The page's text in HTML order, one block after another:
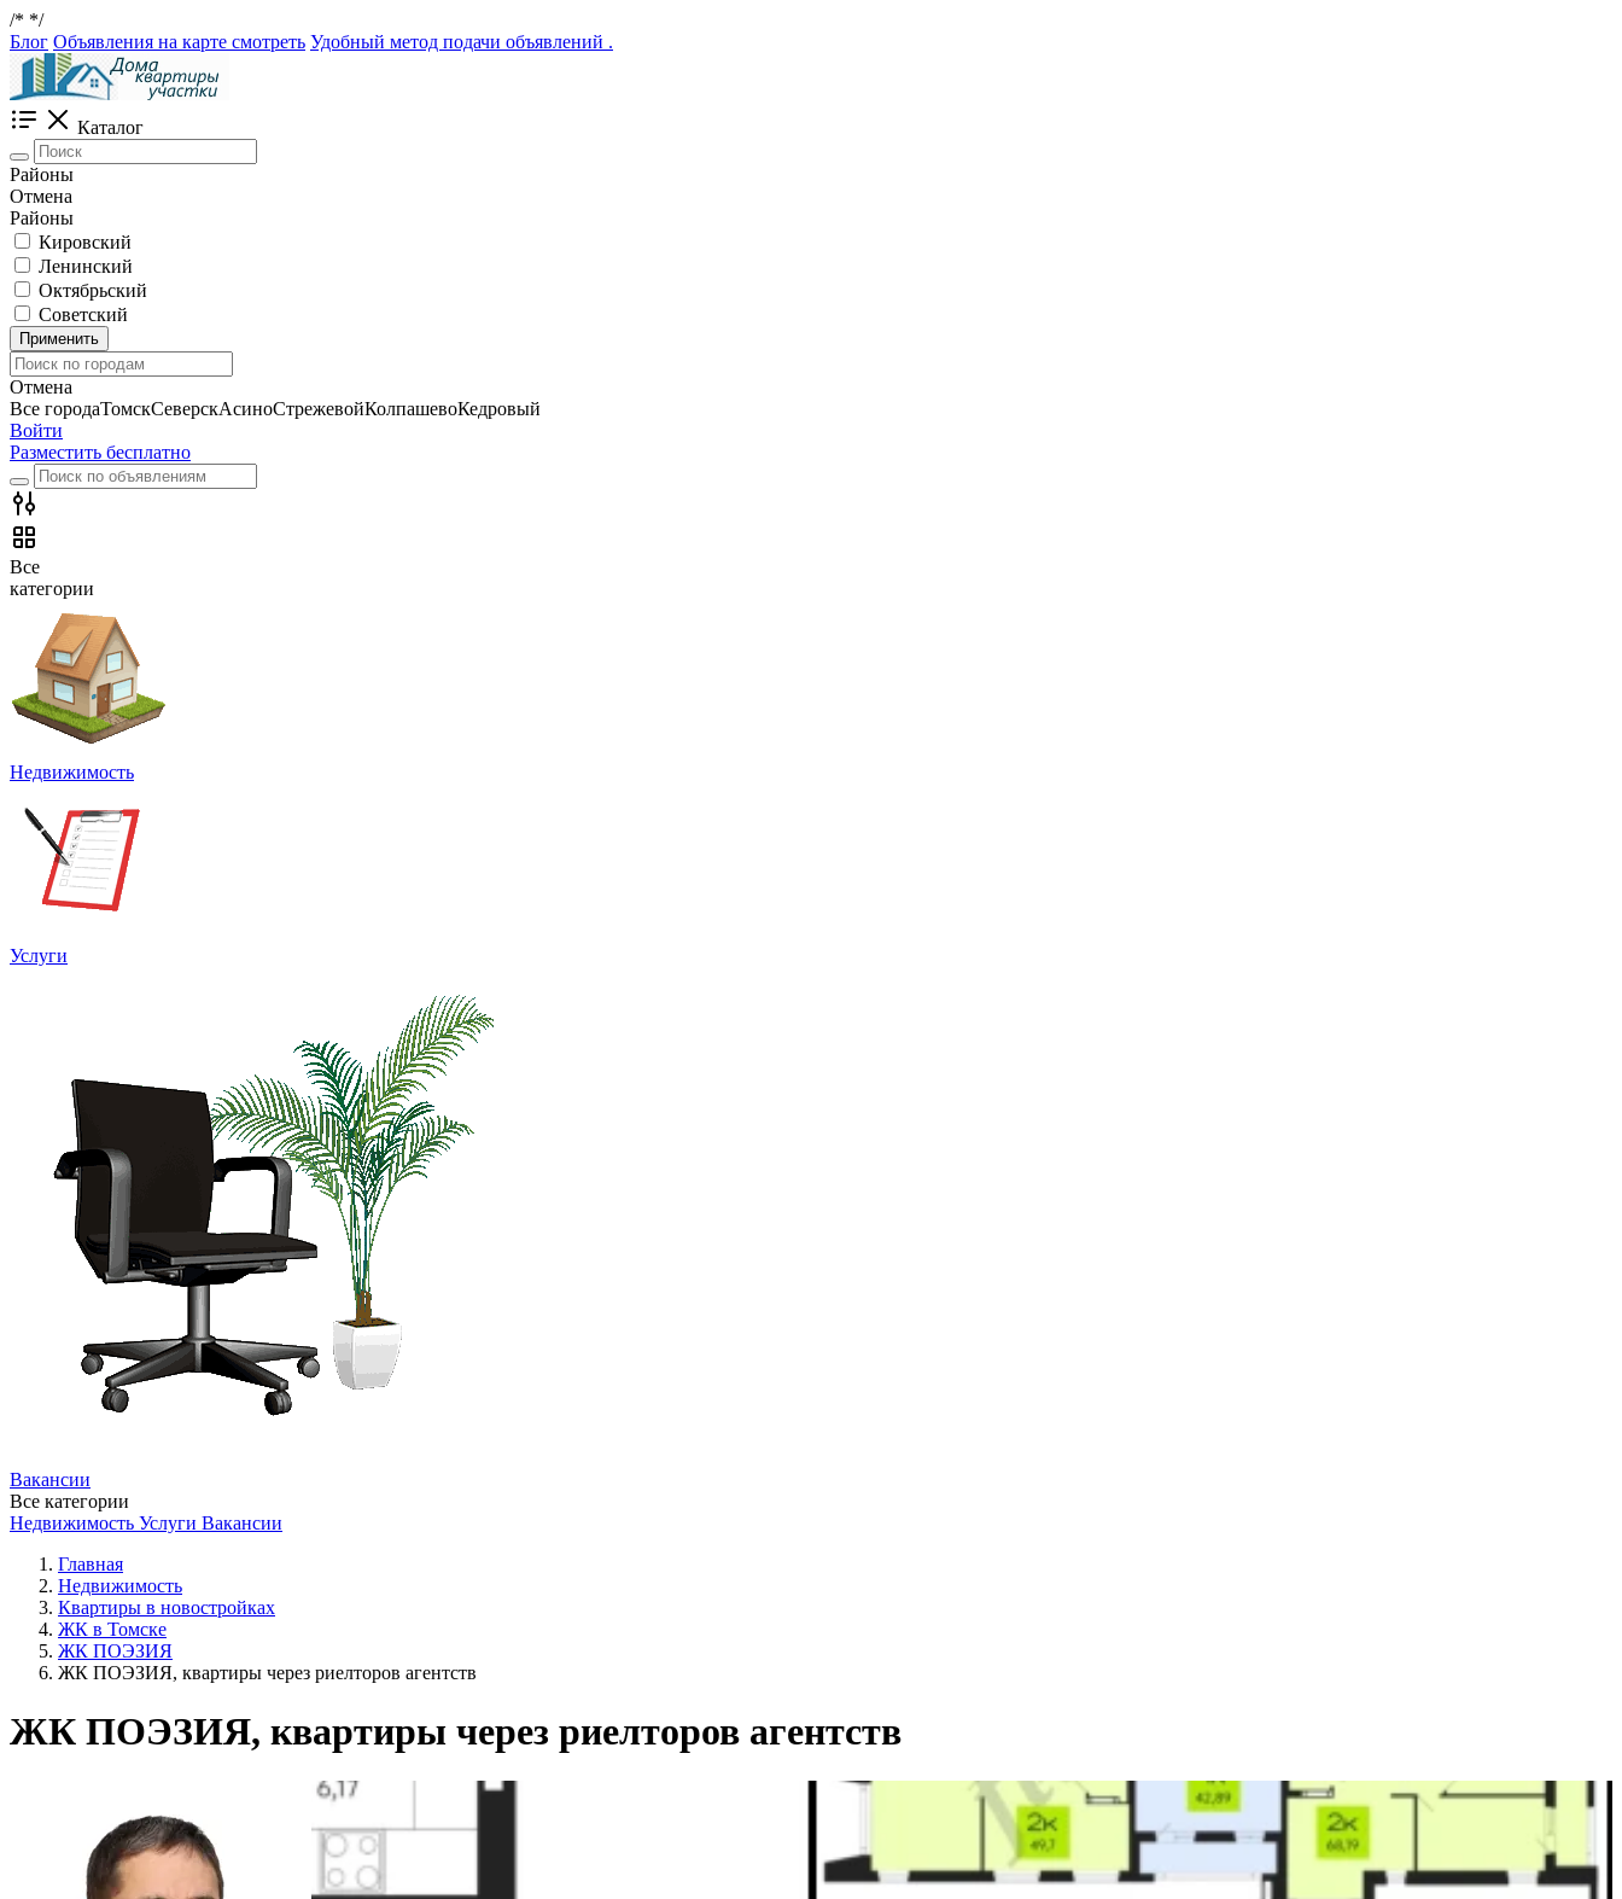
/* */
Блог Объявления на карте смотреть Удобный метод подачи объявлений .
Каталог
Районы
Отмена
Районы
Кировский
Ленинский
Октябрьский
Советский
Применить
Отмена
Все городаТомскСеверскАсиноСтрежевойКолпашевоКедровый
Войти
Разместить бесплатно
Все
категории
Недвижимость
Услуги
Вакансии
Все категории
Недвижимость Услуги Вакансии
Главная
Недвижимость
Квартиры в новостройках
ЖК в Томске
ЖК ПОЭЗИЯ
ЖК ПОЭЗИЯ, квартиры через риелторов агентств
ЖК ПОЭЗИЯ, квартиры через риелторов агентств